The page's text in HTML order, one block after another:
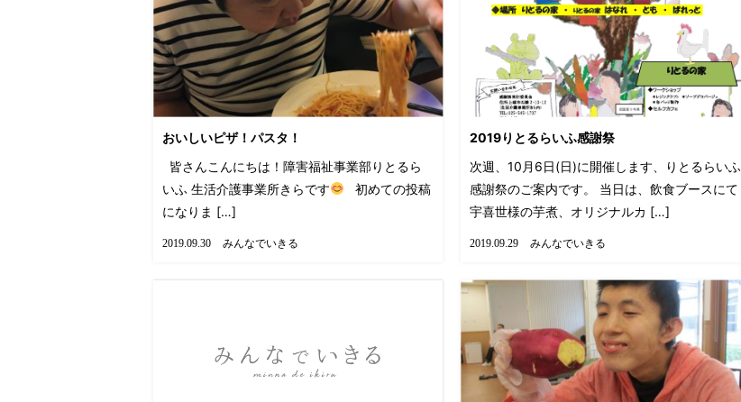
おいしいピザ！パスタ！
皆さんこんにちは！障害福祉事業部りとるら
いふ 生活介護事業所きらです
初めての投稿
になりま […]
2019.09.30 みんなでいきる
2019りとるらいふ感謝祭
次週、10月6日(日)に開催します、りとるらいふ
感謝祭のご案内です。 当日は、飲食ブースにて
宇喜世様の芋煮、オリジナルカ […]
2019.09.29 みんなでいきる